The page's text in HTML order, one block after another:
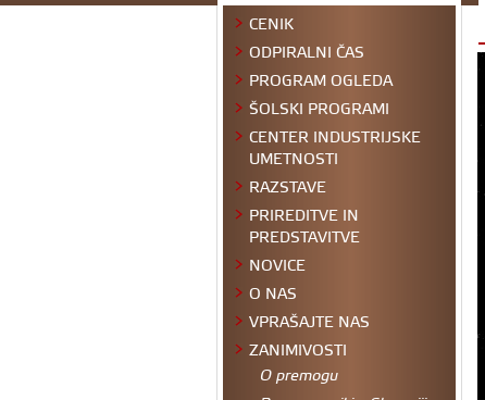
CENIK
ODPIRALNI ČAS
PROGRAM OGLEDA
ŠOLSKI PROGRAMI
CENTER INDUSTRIJSKE
UMETNOSTI
RAZSTAVE
PRIREDITVE IN
PREDSTAVITVE
NOVICE
O NAS
VPRAŠAJTE NAS
ZANIMIVOSTI
O premogu